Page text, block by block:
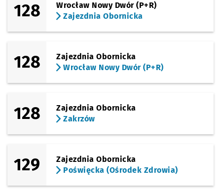
128
Wrocław Nowy Dwór (P+R)
Zajezdnia Obornicka
128
Zajezdnia Obornicka
Wrocław Nowy Dwór (P+R)
128
Zajezdnia Obornicka
Zakrzów
129
Zajezdnia Obornicka
Poświęcka (Ośrodek Zdrowia)